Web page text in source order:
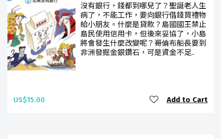
沒有銀行，錢都到哪兒了？聖誕老人生
病了，不能工作，要向銀行借錢買禮物
給小朋友。什麼是貸款？島國國王禁止
島民使用信用卡，但後來妥協了，小島
將會發生什麼改變呢？哥倫布船長要到
非洲發掘金銀鑽石，可是資金不足..
US$15.00 Add to Cart